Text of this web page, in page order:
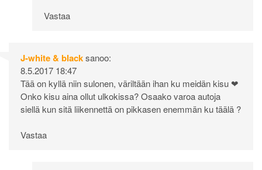
Vastaa
J-white & blacksanoo:
8.5.2017 18:47
Tää on kyllä niin sulonen, väriltään ihan ku meidän kisu ❤
Onko kisu aina ollut ulkokissa? Osaako varoa autoja
siellä kun sitä liikennettä on pikkasen enemmän ku täälä ?
Vastaa